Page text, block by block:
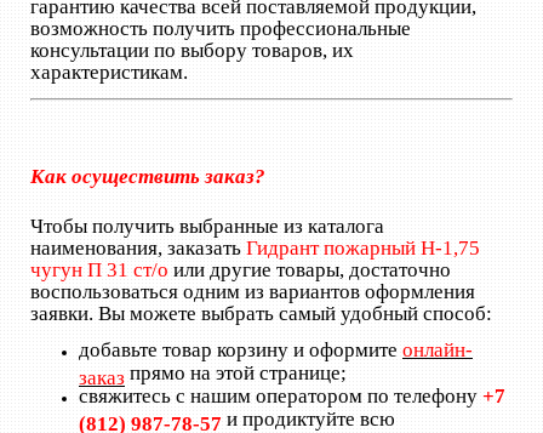
гарантию качества всей поставляемой продукции,
возможность получить профессиональные
консультации по выбору товаров, их
характеристикам.
Как осуществить заказ?
Чтобы получить выбранные из каталога
наименования, заказать Гидрант пожарный Н-1,75
чугун П 31 ст/о или другие товары, достаточно
воспользоваться одним из вариантов оформления
заявки. Вы можете выбрать самый удобный способ:
добавьте товар корзину и оформите онлайн-
заказ прямо на этой странице;
свяжитесь с нашим оператором по телефону +7
(812) 987-78-57 и продиктуйте всю